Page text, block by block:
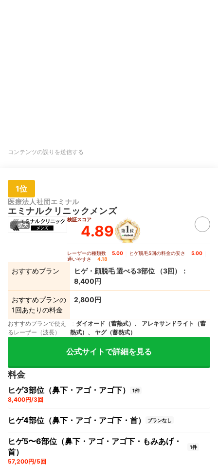
コンテンツの誤りを送信する
1位
医療法人社団エミナル
エミナルクリニックメンズ
拡大
検証スコア
4.89
レーザーの種類数 5.00 ヒゲ脱毛5回の料金の安さ 5.00
通いやすさ 4.18
おすすめプラン
ヒゲ・顔脱毛 選べる3部位 （3回）：
8,400円
おすすめプランの
1回あたりの料金
2,800円
おすすめプランで使え
るレーザー（波長）
ダイオード（蓄熱式）、 アレキサンドライト（蓄
熱式）、 ヤグ（蓄熱式）
公式サイトで詳細を見る
料金
ヒゲ3部位（鼻下・アゴ・アゴ下） 1件
8,400円/3回
ヒゲ4部位（鼻下・アゴ・アゴ下・首） プランなし
ヒゲ5〜6部位（鼻下・アゴ・アゴ下・もみあげ・
首）
1件
57,200円/5回